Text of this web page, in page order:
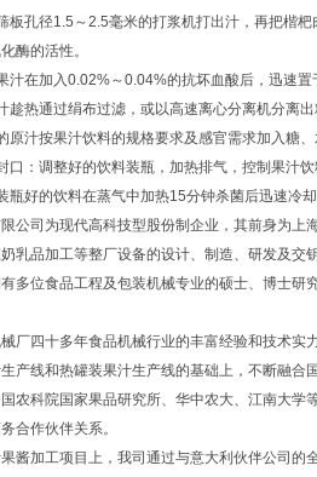
孔径1.5～2.5毫米的打浆机打出汁，再把楷杷
酶的活性。
在加入0.02%～0.04%的抗坏血酸后，迅速置
通过绢布过滤，或以高速离心分离机分离出
汁按果汁饮料的规格要求及感官需求加入糖、
：调整好的饮料装瓶，加热排气，控制果汁饮
好的饮料在蒸气中加热15分钟杀菌后迅速冷却
公司为现代高科技型股份制企业，其前身为
乳品加工等整厂设备的设计、制造、研发及
多位食品工程及包装机械专业的硕士、博士
厂四十多年食品机械行业的丰富经验和技术
产线和热罐装果汁生产线的基础上，不断融
农科院国家果品研究所、华中农大、江南大学
合作伙伴关系。
酱加工项目上，我司通过与意大利伙伴公司